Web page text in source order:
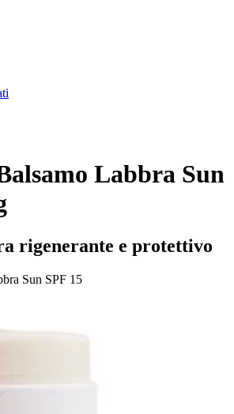
Labbra Sun
rigenerante e protettivo
Sun SPF 15